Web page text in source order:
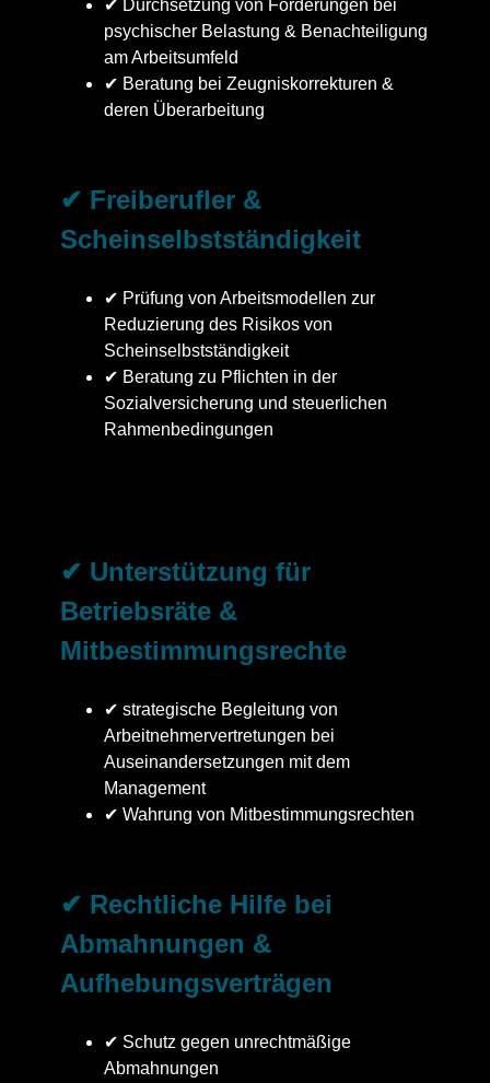
✔ Durchsetzung von Forderungen bei
psychischer Belastung & Benachteiligung
am Arbeitsumfeld
✔ Beratung bei Zeugniskorrekturen &
deren Überarbeitung
✔ Freiberufler &
Scheinselbstständigkeit
✔ Prüfung von Arbeitsmodellen zur
Reduzierung des Risikos von
Scheinselbstständigkeit
✔ Beratung zu Pflichten in der
Sozialversicherung und steuerlichen
Rahmenbedingungen
✔ Unterstützung für
Betriebsräte &
Mitbestimmungsrechte
✔ strategische Begleitung von
Arbeitnehmervertretungen bei
Auseinandersetzungen mit dem
Management
✔ Wahrung von Mitbestimmungsrechten
✔ Rechtliche Hilfe bei
Abmahnungen &
Aufhebungsverträgen
✔ Schutz gegen unrechtmäßige
Abmahnungen